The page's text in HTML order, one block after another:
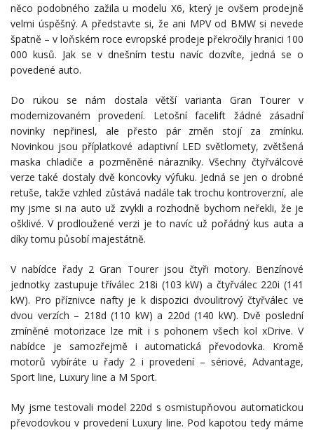
něco podobného zažila u modelu X6, který je ovšem prodejně
velmi úspěšný. A představte si, že ani MPV od BMW si nevede
špatně – v loňském roce evropské prodeje překročily hranici 100
000 kusů. Jak se v dnešním testu navíc dozvíte, jedná se o
povedené auto.
Do rukou se nám dostala větší varianta Gran Tourer v
modernizovaném provedení. Letošní facelift žádné zásadní
novinky nepřinesl, ale přesto pár změn stojí za zmínku.
Novinkou jsou příplatkové adaptivní LED světlomety, zvětšená
maska chladiče a pozměněné nárazníky. Všechny čtyřválcové
verze také dostaly dvě koncovky výfuku. Jedná se jen o drobné
retuše, takže vzhled zůstává nadále tak trochu kontroverzní, ale
my jsme si na auto už zvykli a rozhodně bychom neřekli, že je
ošklivé. V prodloužené verzi je to navíc už pořádný kus auta a
díky tomu působí majestátně.
V nabídce řady 2 Gran Tourer jsou čtyři motory. Benzínové
jednotky zastupuje tříválec 218i (103 kW) a čtyřválec 220i (141
kW). Pro příznivce nafty je k dispozici dvoulitrový čtyřválec ve
dvou verzích – 218d (110 kW) a 220d (140 kW). Dvě poslední
zmíněné motorizace lze mít i s pohonem všech kol xDrive. V
nabídce je samozřejmě i automatická převodovka. Kromě
motorů vybíráte u řady 2 i provedení – sériové, Advantage,
Sport line, Luxury line a M Sport.
My jsme testovali model 220d s osmistupňovou automatickou
převodovkou v provedení Luxury line. Pod kapotou tedy máme